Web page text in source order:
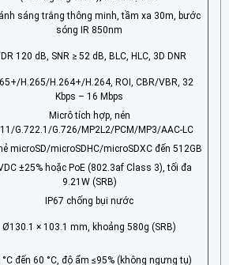
sáng trắng thông minh, tầm xa 30m, bước
sóng IR 850nm
120 dB, SNR ≥ 52 dB, BLC, HLC, 3D DNR
H.265/H.264+/H.264, ROI, CBR/VBR, 32
Kbps – 16 Mbps
Micrô tích hợp, nén
G.722.1/G.726/MP2L2/PCM/MP3/AAC-LC
microSD/microSDHC/microSDXC đến 512GB
±25% hoặc PoE (802.3af Class 3), tối đa
9.21W (SRB)
IP67 chống bụi nước
Ø130.1 × 103.1 mm, khoảng 580g (SRB)
°C đến 60 °C, độ ẩm ≤95% (không ngưng tụ)